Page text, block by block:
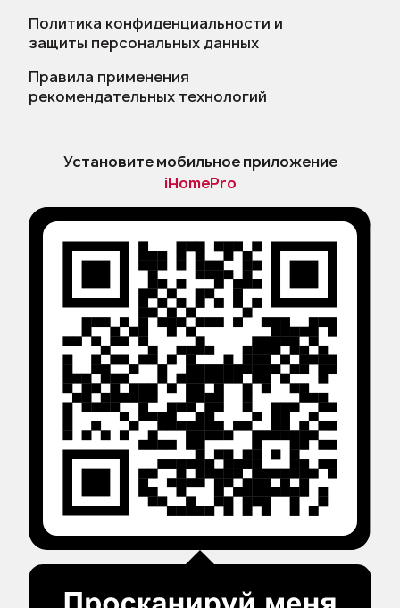
Политика конфиденциальности и
защиты персональных данных
Правила применения
рекомендательных технологий
Установите мобильное приложение
iHomePro